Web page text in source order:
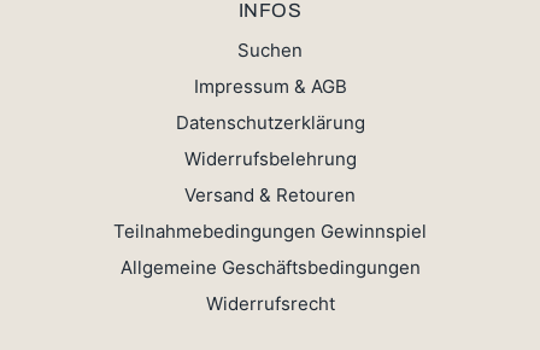
INFOS
Suchen
Impressum & AGB
Datenschutzerklärung
Widerrufsbelehrung
Versand & Retouren
Teilnahmebedingungen Gewinnspiel
Allgemeine Geschäftsbedingungen
Widerrufsrecht